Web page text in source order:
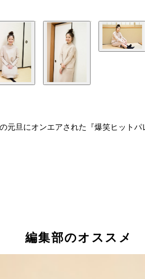
旦にオンエアされた『爆笑ヒット
編集部のオススメ